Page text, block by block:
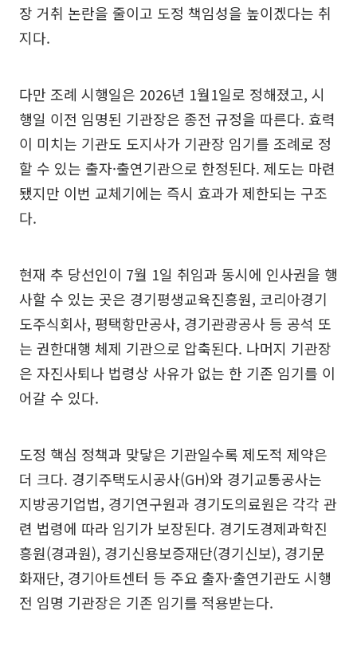
장 거취 논란을 줄이고 도정 책임성을 높이겠다는 취
지다.
다만 조례 시행일은 2026년 1월1일로 정해졌고, 시
행일 이전 임명된 기관장은 종전 규정을 따른다. 효력
이 미치는 기관도 도지사가 기관장 임기를 조례로 정
할 수 있는 출자·출연기관으로 한정된다. 제도는 마련
됐지만 이번 교체기에는 즉시 효과가 제한되는 구조
다.
현재 추 당선인이 7월 1일 취임과 동시에 인사권을 행
사할 수 있는 곳은 경기평생교육진흥원, 코리아경기
도주식회사, 평택항만공사, 경기관광공사 등 공석 또
는 권한대행 체제 기관으로 압축된다. 나머지 기관장
은 자진사퇴나 법령상 사유가 없는 한 기존 임기를 이
어갈 수 있다.
도정 핵심 정책과 맞닿은 기관일수록 제도적 제약은
더 크다. 경기주택도시공사(GH)와 경기교통공사는
지방공기업법, 경기연구원과 경기도의료원은 각각 관
련 법령에 따라 임기가 보장된다. 경기도경제과학진
흥원(경과원), 경기신용보증재단(경기신보), 경기문
화재단, 경기아트센터 등 주요 출자·출연기관도 시행
전 임명 기관장은 기존 임기를 적용받는다.